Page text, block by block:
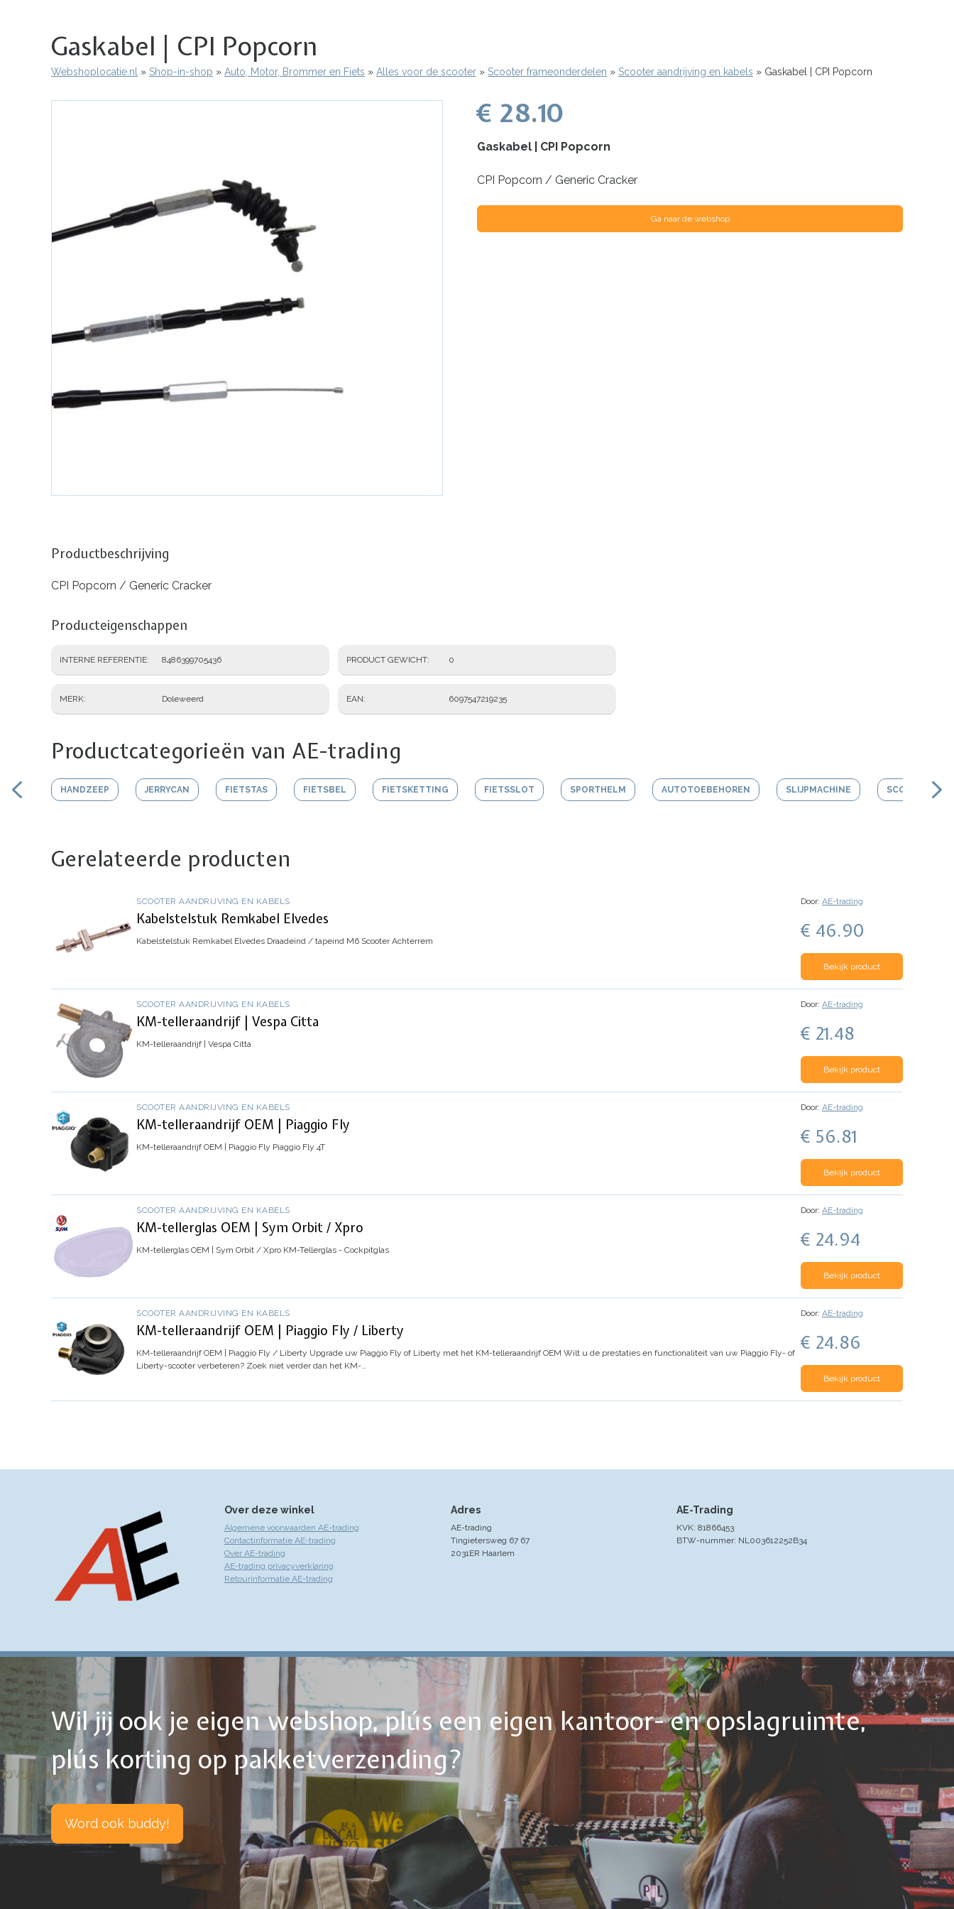
Gaskabel | CPI Popcorn
Kruimelpad
Webshoplocatie.nl Shop-in-shop Auto, Motor, Brommer en Fiets Alles voor de scooter Scooter frameonderdelen Scooter aandrijving en kabels Gaskabel | CPI Popcorn
€ 28.10
Gaskabel | CPI Popcorn
CPI Popcorn / Generic Cracker
Ga naar de webshop
Productbeschrijving
CPI Popcorn / Generic Cracker
Producteigenschappen
INTERNE REFERENTIE 8486399705436
MERK Doleweerd
PRODUCT GEWICHT 0
EAN 6097547219235
Productcategorieën van AE-trading
HANDZEEP JERRYCAN FIETSTAS FIETSBEL FIETSKETTING FIETSSLOT SPORTHELM AUTOTOEBEHOREN SLIJPMACHINE SCOOTER
Gerelateerde producten
SCOOTER AANDRIJVING EN KABELS
Kabelstelstuk Remkabel Elvedes
Kabelstelstuk Remkabel Elvedes Draadeind / tapeind M6 Scooter Achterrem
Door: AE-trading
€ 46.90
Bekijk product
SCOOTER AANDRIJVING EN KABELS
KM-telleraandrijf | Vespa Citta
KM-telleraandrijf | Vespa Citta
Door: AE-trading
€ 21.48
Bekijk product
SCOOTER AANDRIJVING EN KABELS
KM-telleraandrijf OEM | Piaggio Fly
KM-telleraandrijf OEM | Piaggio Fly Piaggio Fly 4T
Door: AE-trading
€ 56.81
Bekijk product
SCOOTER AANDRIJVING EN KABELS
KM-tellerglas OEM | Sym Orbit / Xpro
KM-tellerglas OEM | Sym Orbit / Xpro KM-Tellerglas - Cockpitglas
Door: AE-trading
€ 24.94
Bekijk product
SCOOTER AANDRIJVING EN KABELS
KM-telleraandrijf OEM | Piaggio Fly / Liberty
KM-telleraandrijf OEM | Piaggio Fly / Liberty Upgrade uw Piaggio Fly of Liberty met het KM-telleraandrijf OEM Wilt u de prestaties en functionaliteit van uw Piaggio Fly- of
Liberty-scooter verbeteren? Zoek niet verder dan het KM-…
Door: AE-trading
€ 24.86
Bekijk product
Over deze winkel
Algemene voorwaarden AE-trading
Contactinformatie AE-trading
Over AE-trading
AE-trading privacyverklaring
Retourinformatie AE-trading
Adres
AE-trading
Tingietersweg 67 67
2031ER Haarlem
AE-Trading
KVK: 81866453
BTW-nummer: NL003612252B34
Wil jij ook je eigen webshop, plús een eigen kantoor- en opslagruimte,
plús korting op pakketverzending?
Word ook buddy!